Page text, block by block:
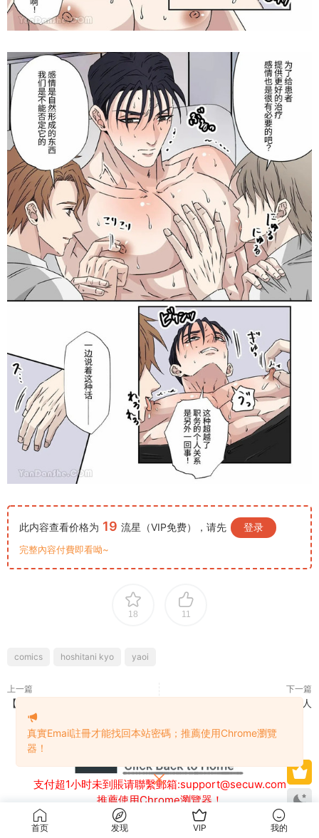
此内容查看价格为 19 流星（VIP免费），请先 登录
完整內容付費即看呦~
18 11
comics hoshitani kyo yaoi
上一篇
【c429】萊歐斯利 5
下一篇
【c431】週宰京同人
支付超1小时未到賬请聯繫郵箱:support@secuw.com
推薦使用Chrome瀏覽器！
圖片異常變小可切換至US/JP/KR/EU線路的加速器
首页 发现 VIP 我的
真實Email註冊才能找回本站密碼；推薦使用Chrome瀏覽
器！